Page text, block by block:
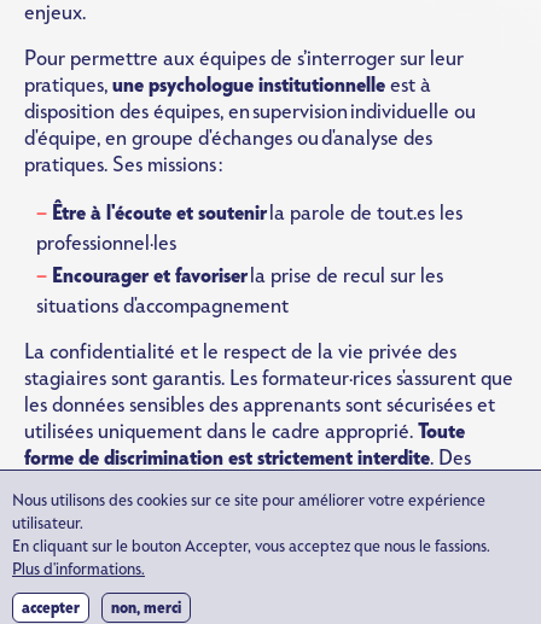
enjeux.
Pour permettre aux équipes de s’interroger sur leur
pratiques, une psychologue institutionnelle est à
disposition des équipes, en supervision individuelle ou
d'équipe, en groupe d'échanges ou d'analyse des
pratiques. Ses missions :
Être à l'écoute et soutenirla parole de tout.es les
professionnel·les
Encourager et favoriserla prise de recul sur les
situations d'accompagnement
La confidentialité et le respect de la vie privée des
stagiaires sont garantis. Les formateur·rices s'assurent que
les données sensibles des apprenants sont sécurisées et
utilisées uniquement dans le cadre approprié. Toute
forme de discrimination est strictement interdite. Des
appliqués de manière équitable à tou·tes garantissent
traitement égal et respectueux des personnes.
Nous utilisons des cookies sur ce site pour améliorer votre expérience
utilisateur.
En cliquant sur le bouton Accepter, vous acceptez que nous le fassions.
Plus d'informations.
accepter non, merci